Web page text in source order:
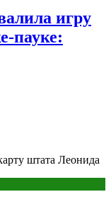
игру
пауке:
штата Леонида